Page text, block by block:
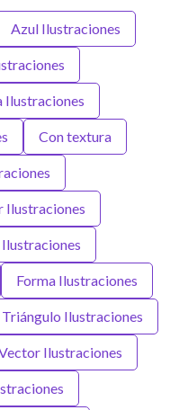
Azul Ilustraciones
Ilustraciones
Con textura
Ilustraciones
Forma Ilustraciones
Triángulo Ilustraciones
Ilustraciones